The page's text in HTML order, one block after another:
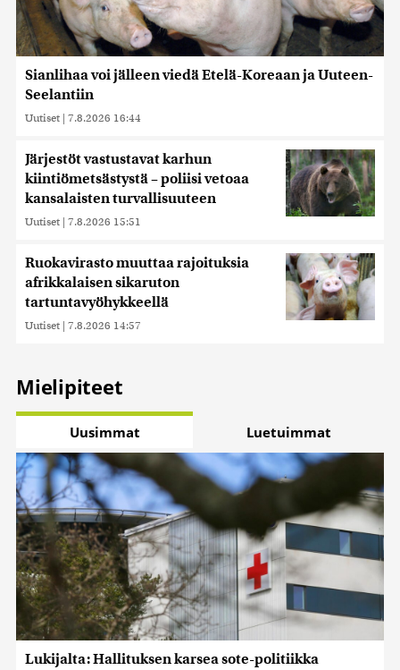
Sianlihaa voi jälleen viedä Etelä-Koreaan ja Uuteen-
Seelantiin
Uutiset | 7.8.2026 16:44
Järjestöt vastustavat karhun
kiintiömetsästystä – poliisi vetoaa
kansalaisten turvallisuuteen
Uutiset | 7.8.2026 15:51
Ruokavirasto muuttaa rajoituksia
afrikkalaisen sikaruton
tartuntavyöhykkeellä
Uutiset | 7.8.2026 14:57
Mielipiteet
Uusimmat Luetuimmat
Lukijalta: Hallituksen karsea sote-politiikka